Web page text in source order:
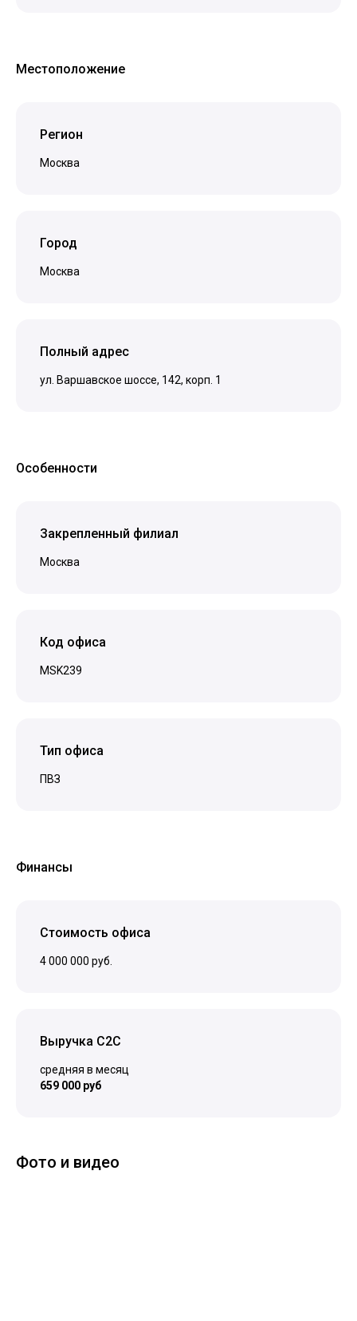
Местоположение
Регион
Москва
Город
Москва
Полный адрес
ул. Варшавское шоссе, 142, корп. 1
Особенности
Закрепленный филиал
Москва
Код офиса
MSK239
Тип офиса
ПВЗ
Финансы
Стоимость офиса
4 000 000 руб.
Выручка C2C
средняя в месяц
659 000 руб
Фото и видео